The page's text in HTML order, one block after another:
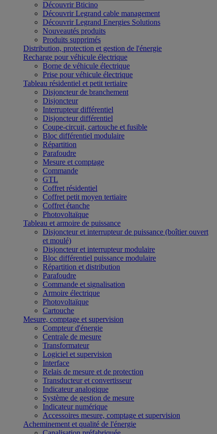
Découvrir Bticino
Découvrir Legrand cable management
Découvrir Legrand Energies Solutions
Nouveautés produits
Produits supprimés
Distribution, protection et gestion de l'énergie
Recharge pour véhicule électrique
Borne de véhicule électrique
Prise pour véhicule électrique
Tableau résidentiel et petit tertiaire
Disjoncteur de branchement
Disjoncteur
Interrupteur différentiel
Disjoncteur différentiel
Coupe-circuit, cartouche et fusible
Bloc différentiel modulaire
Répartition
Parafoudre
Mesure et comptage
Commande
GTL
Coffret résidentiel
Coffret petit moyen tertiaire
Coffret étanche
Photovoltaïque
Tableau et armoire de puissance
Disjoncteur et interrupteur de puissance (boîtier ouvert
et moulé)
Disjoncteur et interrupteur modulaire
Bloc différentiel puissance modulaire
Répartition et distribution
Parafoudre
Commande et signalisation
Armoire électrique
Photovoltaïque
Cartouche
Mesure, comptage et supervision
Compteur d'énergie
Centrale de mesure
Transformateur
Logiciel et supervision
Interface
Relais de mesure et de protection
Transducteur et convertisseur
Indicateur analogique
Système de gestion de mesure
Indicateur numérique
Accessoires mesure, comptage et supervision
Acheminement et qualité de l'énergie